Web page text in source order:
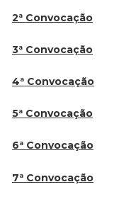
2ª Convocação
3ª Convocação
4ª Convocação
5ª Convocação
6ª Convocação
7ª Convocação